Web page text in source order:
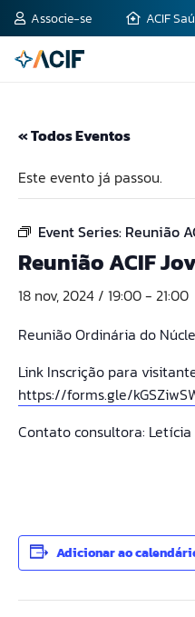
Associe-se ACIF
« Todos Eventos
Este evento já passou.
Event Series: Reunião
Reunião ACIF
18 nov, 2024 / 19:00- 21:00
Reunião Ordinária do
Link Inscrição para
https://forms.gle/
Contato consultora:
Adicionar ao